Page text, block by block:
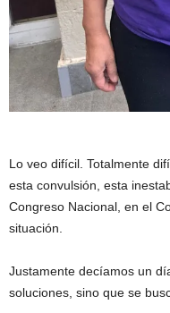
Lo veo difícil. Totalmente
esta convulsión, esta
Congreso Nacional, en el
situación.
Justamente decíamos un
soluciones, sino que se